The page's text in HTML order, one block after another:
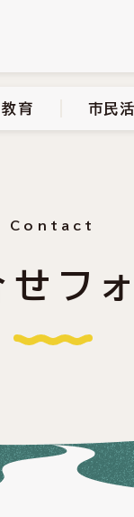
市
教育 市民活
Contact
フ